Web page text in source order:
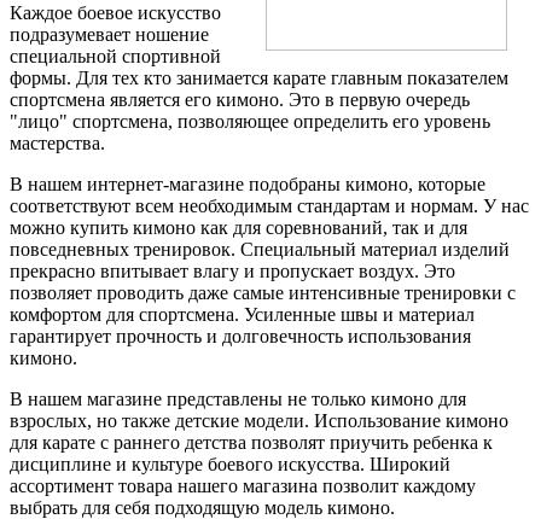
Каждое боевое искусство
подразумевает ношение
специальной спортивной
формы. Для тех кто занимается карате главным показателем
спортсмена является его кимоно. Это в первую очередь
"лицо" спортсмена, позволяющее определить его уровень
мастерства.
В нашем интернет-магазине подобраны кимоно, которые
соответствуют всем необходимым стандартам и нормам. У нас
можно купить кимоно как для соревнований, так и для
повседневных тренировок. Специальный материал изделий
прекрасно впитывает влагу и пропускает воздух. Это
позволяет проводить даже самые интенсивные тренировки с
комфортом для спортсмена. Усиленные швы и материал
гарантирует прочность и долговечность использования
кимоно.
В нашем магазине представлены не только кимоно для
взрослых, но также детские модели. Использование кимоно
для карате с раннего детства позволят приучить ребенка к
дисциплине и культуре боевого искусства. Широкий
ассортимент товара нашего магазина позволит каждому
выбрать для себя подходящую модель кимоно.